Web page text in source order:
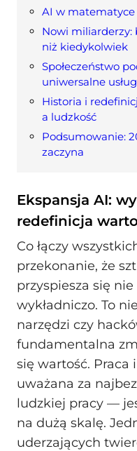
AI w matematyce
Nowi miliarderzy:
niż kiedykolwiek
Społeczeństwo
uniwersalne
Historia i
a ludzkość
Podsumowanie:
zaczyna
Ekspansja AI:
redefinicja
Co łączy
przekonanie, że
przyspiesza się
wykładniczo. To
narzędzi czy
fundamentalna
się wartość.
uważana za
ludzkiej pracy —
na dużą skalę.
uderzających